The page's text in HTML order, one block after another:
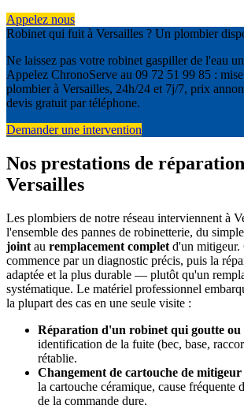
Appelez nous
Robinet qui fuit à Versailles ? Un plombier
Ne laissez pas votre robinet gaspiller de l'eau
Appelez ChronoServe au 09 72 51 99 85 :
plombier à Versailles, 24h/24 et 7j/7, prix
devis gratuit par téléphone.
Demander une intervention
Nos prestations de
Versailles
Les plombiers de notre réseau interviennent à
l'ensemble des pannes de robinetterie, du simple
joint au remplacement complet d'un mitigeur.
commence par un diagnostic précis, puis la
adaptée et la plus durable — plutôt qu'un
systématique. Le matériel professionnel
la plupart des cas en une seule visite :
Réparation d'un robinet qui goutte
identification de la fuite (bec, base,
rétablie.
Changement de cartouche de mitigeur
la cartouche céramique, cause fréquente
de la commande dure.